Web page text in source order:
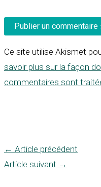
Ce site utilise Akismet
savoir plus sur la façon
commentaires sont
← Article précédent
Article suivant →